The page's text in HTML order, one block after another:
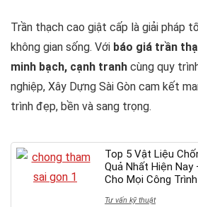
Trần thạch cao giật cấp là giải pháp
không gian sống. Với báo giá trần
minh bạch, cạnh tranh cùng quy
nghiệp, Xây Dựng Sài Gòn cam kết
trình đẹp, bền và sang trọng.
Top 5 Vật Liệu
Quả Nhất Hiện Nay
Cho Mọi Công Trình
Tư vấn kỹ thuật